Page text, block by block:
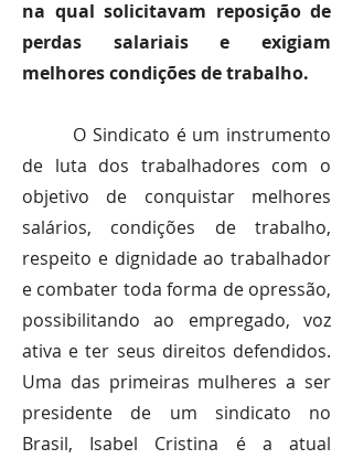
na qual solicitavam reposição de
perdas salariais e exigiam
melhores condições de trabalho.
O Sindicato é um instrumento
de luta dos trabalhadores com o
objetivo de conquistar melhores
salários, condições de trabalho,
respeito e dignidade ao trabalhador
e combater toda forma de opressão,
possibilitando ao empregado, voz
ativa e ter seus direitos defendidos.
Uma das primeiras mulheres a ser
presidente de um sindicato no
Brasil, Isabel Cristina é a atual